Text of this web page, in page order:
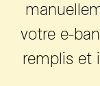
votre e-
remplis et